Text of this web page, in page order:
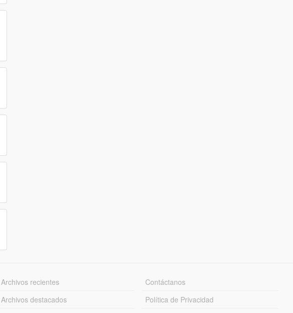
Archivos recientes
Archivos destacados
Contáctanos
Política de Privacidad